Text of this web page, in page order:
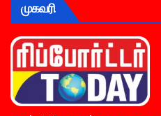
முகவரி